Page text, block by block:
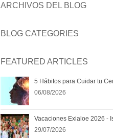
ARCHIVOS DEL BLOG
BLOG CATEGORIES
FEATURED ARTICLES
5 Hábitos para Cuidar tu
06/08/2026
Vacaciones Exialoe 2026 -
29/07/2026